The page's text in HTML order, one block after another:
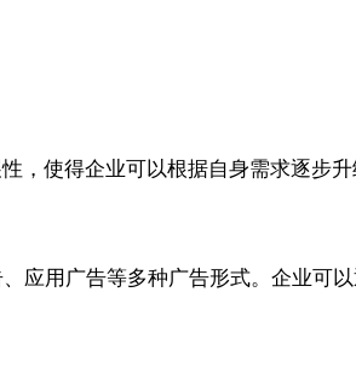
，使得企业可以根据自身需求逐步
应用广告等多种广告形式。企业可